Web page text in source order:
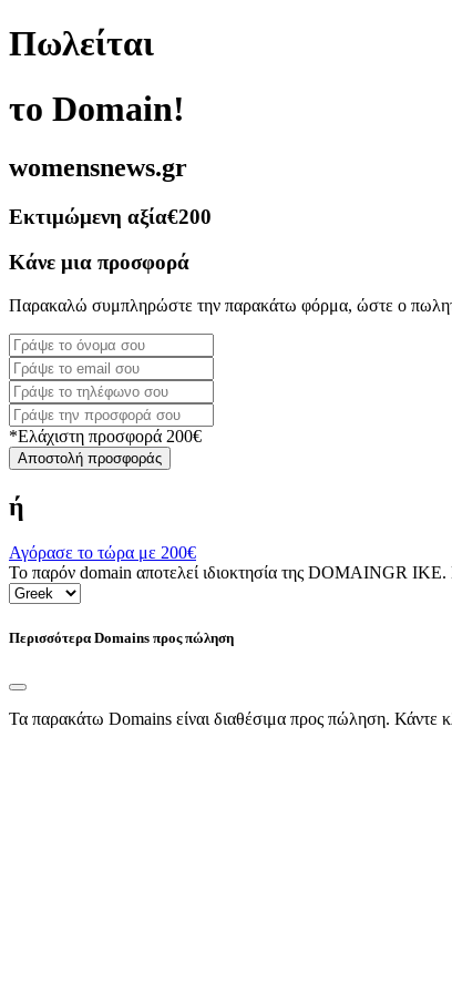
Πωλείται
το Domain!
womensnews.gr
Εκτιμώμενη αξία€200
Κάνε μια προσφορά
Παρακαλώ συμπληρώστε την παρακάτω φόρμα, ώστε ο
*Ελάχιστη προσφορά 200€
Αποστολή προσφοράς
ή
Αγόρασε το τώρα με 200€
Το παρόν domain αποτελεί ιδιοκτησία της DOMAINGR ΙΚΕ.
Περισσότερα Domains προς πώληση
Τα παρακάτω Domains είναι διαθέσιμα προς πώληση. Κάντε